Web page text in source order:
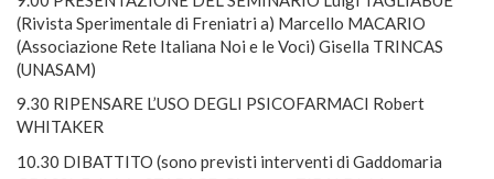
(Rivista Sperimentale di Freniatri a) Marcello MACARIO
(Associazione Rete Italiana Noi e le Voci) Gisella TRINCAS
(UNASAM)
9.30 RIPENSARE L’USO DEGLI PSICOFARMACI Robert
WHITAKER
10.30 DIBATTITO (sono previsti interventi di Gaddomaria